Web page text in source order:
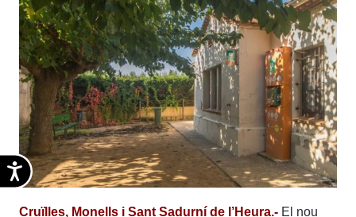
Accesibilidad
Cruïlles, Monells i Sant Sadurní de l’Heura.- El nou